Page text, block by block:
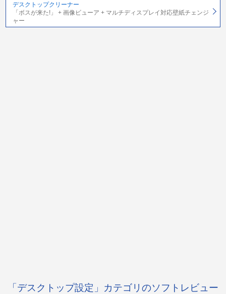
デスクトップクリーナー
「ボスが来た!」 + 画像ビューア + マルチディスプレイ対応壁紙チェンジ
ャー
「デスクトップ設定」カテゴリのソフトレビュー